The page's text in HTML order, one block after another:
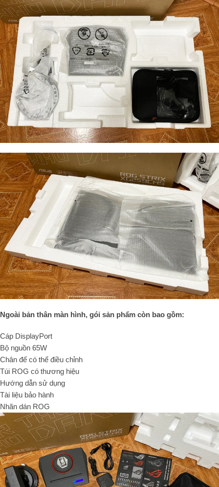
Ngoài bản thân màn hình, gói sản phẩm còn bao gồm:
Cáp DisplayPort
Bộ nguồn 65W
Chân đế có thể điều chỉnh
Túi ROG có thương hiệu
Hướng dẫn sử dụng
Tài liệu bảo hành
Nhãn dán ROG